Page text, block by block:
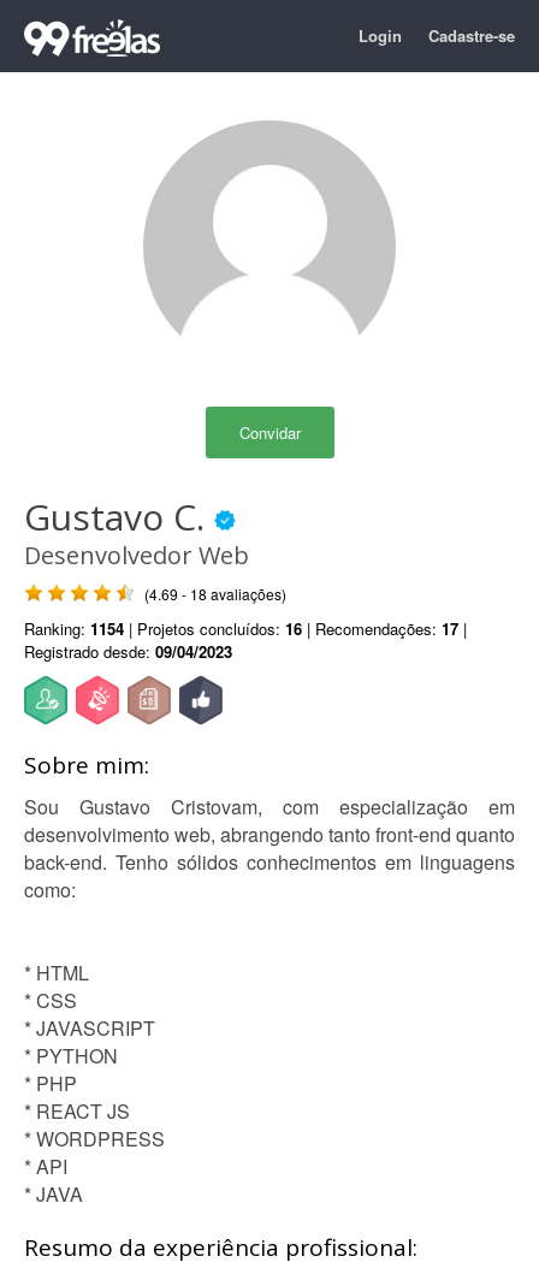
Login Cadastre-se
Convidar
Gustavo C.
Desenvolvedor Web
(4.69 - 18 avaliações)
Ranking: 1154 | Projetos concluídos: 16 | Recomendações: 17 |
Registrado desde: 09/04/2023
Sobre mim:
Sou Gustavo Cristovam, com especialização em
desenvolvimento web, abrangendo tanto front-end quanto
back-end. Tenho sólidos conhecimentos em linguagens
como:
* HTML
* CSS
* JAVASCRIPT
* PYTHON
* PHP
* REACT JS
* WORDPRESS
* API
* JAVA
Resumo da experiência profissional: